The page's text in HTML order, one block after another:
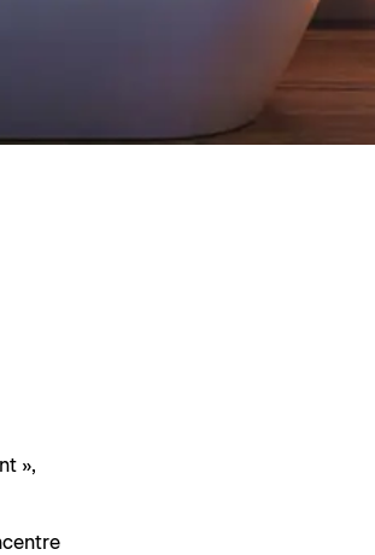
»,